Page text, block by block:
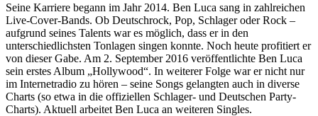
Seine Karriere begann im Jahr 2014. Ben Luca sang in zahlreichen
Live-Cover-Bands. Ob Deutschrock, Pop, Schlager oder Rock –
aufgrund seines Talents war es möglich, dass er in den
unterschiedlichsten Tonlagen singen konnte. Noch heute profitiert er
von dieser Gabe. Am 2. September 2016 veröffentlichte Ben Luca
sein erstes Album „Hollywood“. In weiterer Folge war er nicht nur
im Internetradio zu hören – seine Songs gelangten auch in diverse
Charts (so etwa in die offiziellen Schlager- und Deutschen Party-
Charts). Aktuell arbeitet Ben Luca an weiteren Singles.